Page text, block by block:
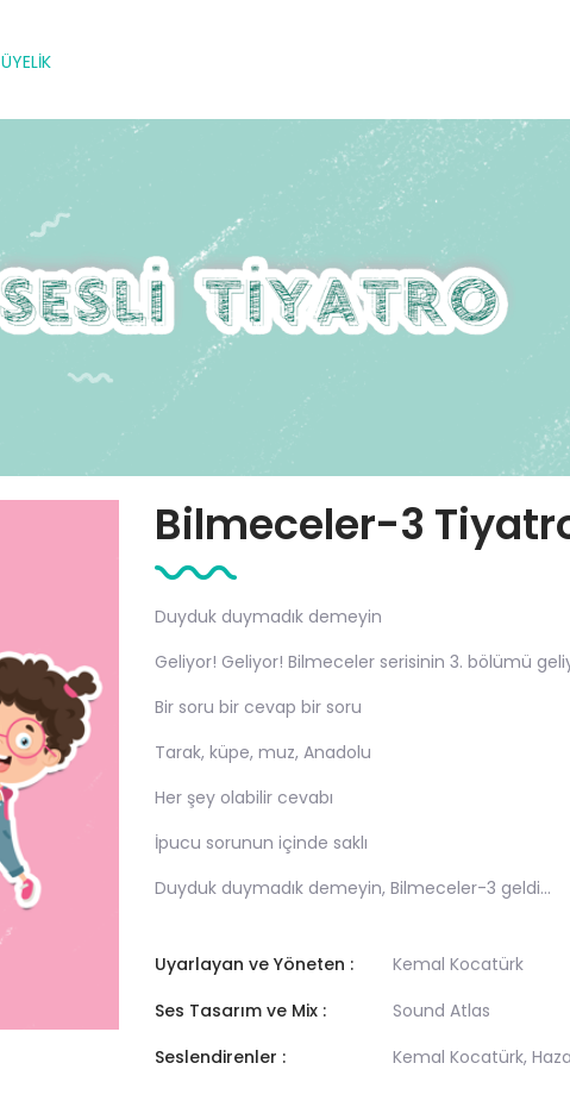
ÜYELİK
Bilmeceler-3
Duyduk duymadık demeyin
Geliyor! Geliyor! Bilmeceler serisinin 3. bölümü
Bir soru bir cevap bir soru
Tarak, küpe, muz, Anadolu
Her şey olabilir cevabı
İpucu sorunun içinde saklı
Duyduk duymadık demeyin, Bilmeceler-3 geldi...
Uyarlayan ve Yöneten :
Kemal Kocatürk
Ses Tasarım ve Mix :
Sound Atlas
Seslendirenler :
Kemal Kocatürk,